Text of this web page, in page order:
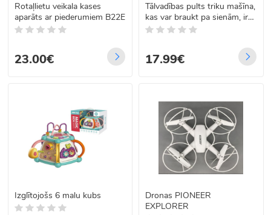
Rotaļlietu veikala kases
aparāts ar piederumiem B22E
23.00€
Tālvadības pults triku mašīna,
kas var braukt pa sienām, ir
sarkana
17.99€
Izglītojošs 6 malu kubs
Dronas PIONEER
EXPLORER